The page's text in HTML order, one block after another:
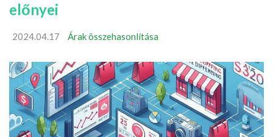
előnyei
2024.04.17 Árak összehasonlítása